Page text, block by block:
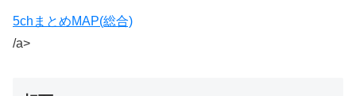
5chまとめMAP(総合)
/a>